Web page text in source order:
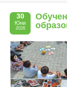
30
Юни
2026